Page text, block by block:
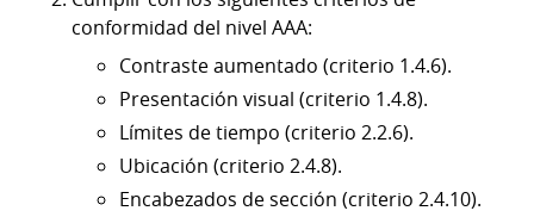
conformidad del nivel AAA:
Contraste aumentado (criterio 1.4.6).
Presentación visual (criterio 1.4.8).
Límites de tiempo (criterio 2.2.6).
Ubicación (criterio 2.4.8).
Encabezados de sección (criterio 2.4.10).